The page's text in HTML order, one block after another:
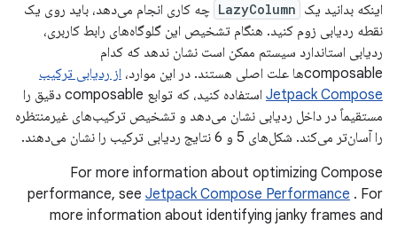
اینکه بدانید یک LazyColumn چه کاری انجام می‌دهد، باید روی یک
نقطه ردیابی زوم کنید. هنگام تشخیص این گلوگاه‌های رابط کاربری،
ردیابی استاندارد سیستم ممکن است نشان ندهد که کدام
composableها علت اصلی هستند. در این موارد،
از ردیابی ترکیب
Jetpack Compose
استفاده کنید، که توابع composable دقیق را
مستقیماً در داخل ردیابی نشان می‌دهد و تشخیص ترکیب‌های غیرمنتظره
را آسان‌تر می‌کند. شکل‌های 5 و 6 نتایج ردیابی ترکیب را نشان می‌دهند.
For more information about optimizing Compose
performance, see Jetpack Compose Performance . For
more information about identifying janky frames and